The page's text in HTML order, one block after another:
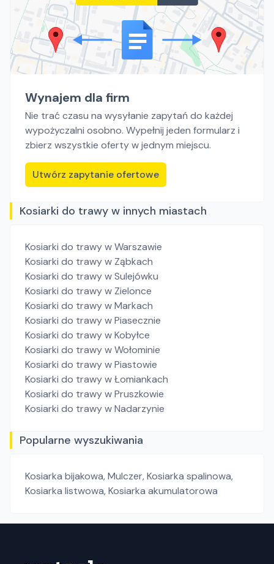
Wynajem dla firm
Nie trać czasu na wysyłanie zapytań do każdej
wypożyczalni osobno. Wypełnij jeden formularz i
zbierz wszystkie oferty w jednym miejscu.
Utwórz zapytanie ofertowe
Kosiarki do trawy w innych miastach
Kosiarki do trawyw Warszawie
Kosiarki do trawyw Ząbkach
Kosiarki do trawyw Sulejówku
Kosiarki do trawyw Zielonce
Kosiarki do trawyw Markach
Kosiarki do trawyw Piasecznie
Kosiarki do trawyw Kobyłce
Kosiarki do trawyw Wołominie
Kosiarki do trawyw Piastowie
Kosiarki do trawyw Łomiankach
Kosiarki do trawyw Pruszkowie
Kosiarki do trawyw Nadarzynie
Popularne wyszukiwania
Kosiarka bijakowa,Mulczer,Kosiarka spalinowa,
Kosiarka listwowa,Kosiarka akumulatorowa